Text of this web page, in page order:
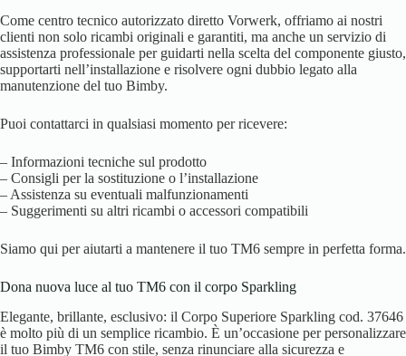
Come centro tecnico autorizzato diretto Vorwerk, offriamo ai nostri
clienti non solo ricambi originali e garantiti, ma anche un servizio di
assistenza professionale per guidarti nella scelta del componente giusto,
supportarti nell’installazione e risolvere ogni dubbio legato alla
manutenzione del tuo Bimby.
Puoi contattarci in qualsiasi momento per ricevere:
– Informazioni tecniche sul prodotto
– Consigli per la sostituzione o l’installazione
– Assistenza su eventuali malfunzionamenti
– Suggerimenti su altri ricambi o accessori compatibili
Siamo qui per aiutarti a mantenere il tuo TM6 sempre in perfetta forma.
Dona nuova luce al tuo TM6 con il corpo Sparkling
Elegante, brillante, esclusivo: il Corpo Superiore Sparkling cod. 37646
è molto più di un semplice ricambio. È un’occasione per personalizzare
il tuo Bimby TM6 con stile, senza rinunciare alla sicurezza e